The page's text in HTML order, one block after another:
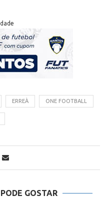
ERREÀ ONE FOOTBALL
GOSTAR